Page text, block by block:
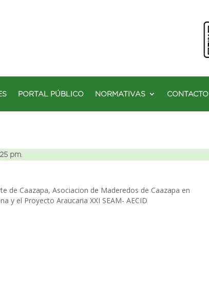
PORTAL PÚBLICO NORMATIVAS CONTACTO
pm
de Caazapa, Asociacion de Maderedos de Caazapa en
y el Proyecto Araucaria XXI SEAM- AECID